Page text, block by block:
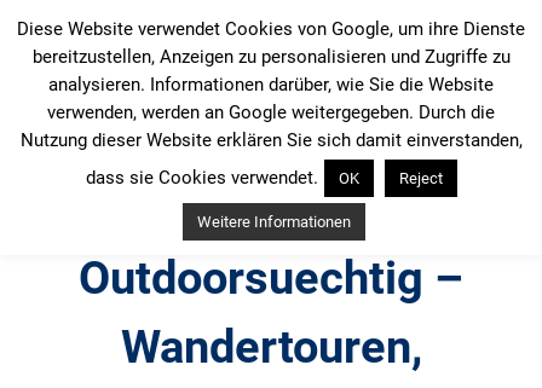
Inhalt
springen
Outdoorsuechtig –
Wandertouren,
Diese Website verwendet Cookies von Google, um ihre Dienste
bereitzustellen, Anzeigen zu personalisieren und Zugriffe zu
analysieren. Informationen darüber, wie Sie die Website
verwenden, werden an Google weitergegeben. Durch die
Nutzung dieser Website erklären Sie sich damit einverstanden,
dass sie Cookies verwendet.
OK Reject
Weitere Informationen